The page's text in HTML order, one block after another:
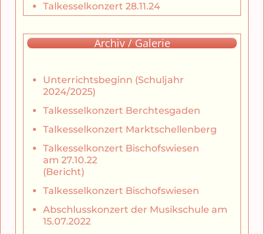
Talkesselkonzert 28.11.24
Archiv / Galerie
Unterrichtsbeginn (Schuljahr
2024/2025)
Talkesselkonzert Berchtesgaden
Talkesselkonzert Marktschellenberg
Talkesselkonzert Bischofswiesen
am 27.10.22
(Bericht)
Talkesselkonzert Bischofswiesen
Abschlusskonzert der Musikschule am
15.07.2022